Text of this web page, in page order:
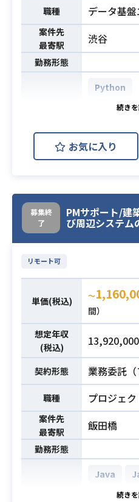
必須スキル
・
験3年以上
・PHPで
験があるこ
（※以下
パフォーマ
スト、改善
ド数が数
が数百万
・過去参
ド、バッ
バ構成など
こと
職種 データ基
案件先
最寄駅
渋谷
勤務形態
Python
AWS
BigQuery
AWS
AWS EC2
AWS
JIRA
求人検索エ
エンジニ
ビッグデー
をお任せ
行っていく
強化して
をお願い
す。
【業務詳細】
⽤分散処
定から設計
・実装、
お気に入り
募集終
了
PMサポート/建
び周辺システム
リモート可
単価(税込) 〜
間）
想定年収
(税込)
契約形態 業務委託（
職種 プロジェク
案件先
最寄駅
飯田橋
勤務形態
Java
AWS